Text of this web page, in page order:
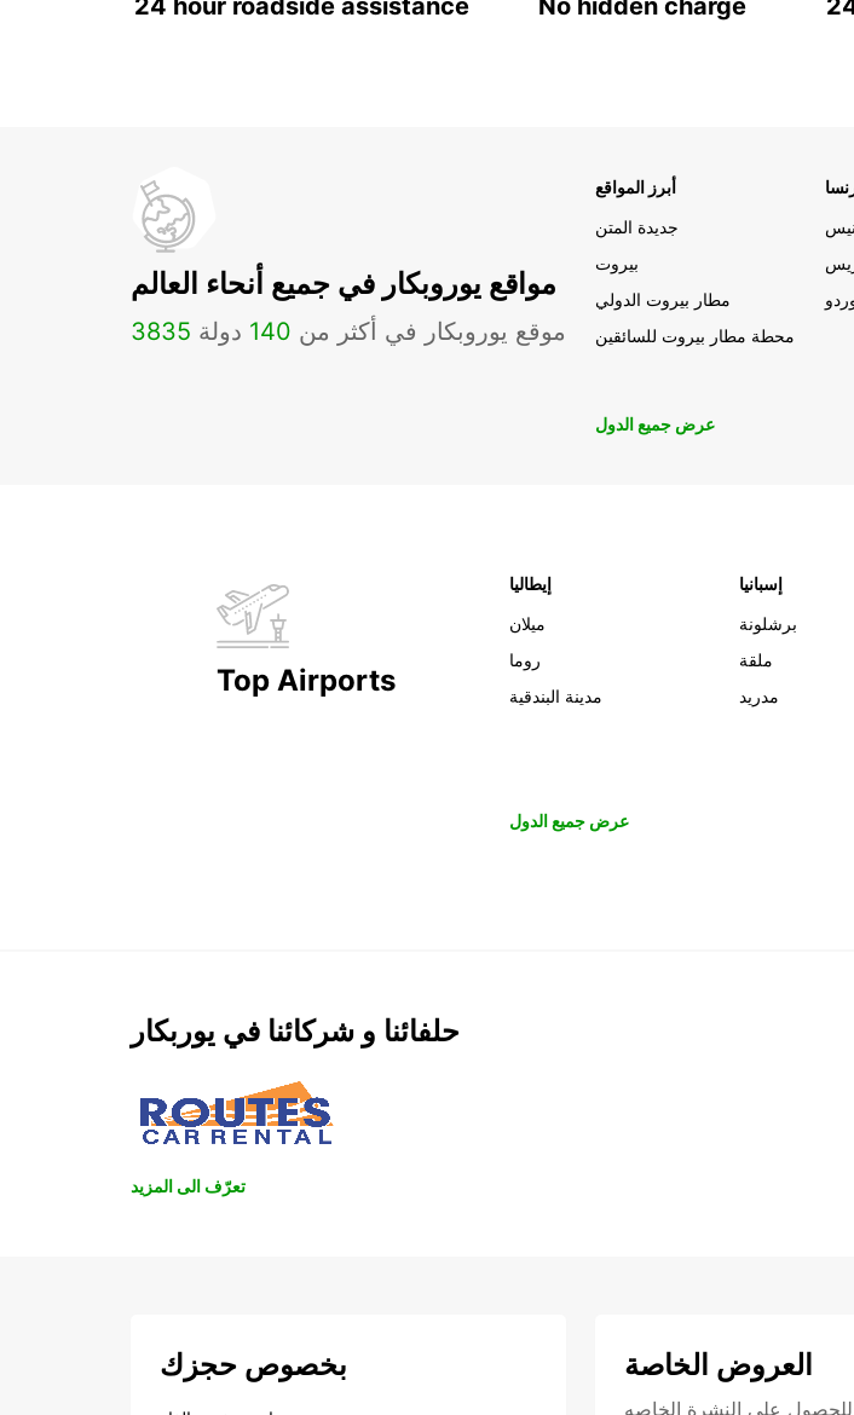
24 hour roadside assistance No hidden charge
مواقع يوروبكار في جميع أنحاء العالم
3835 موقع يوروبكار في أكثر من 140 دولة
أبرز المواقع
جديدة المتن
بيروت
مطار بيروت الدولي
محطة مطار بيروت للسائقين
نيس
عرض جميع الدول
Top Airports
إيطاليا
ميلان
روما
مدينة البندقية
إسبانيا
برشلونة
ملقة
مدريد
عرض جميع الدول
حلفائنا و شركائنا في يوربكار
تعرّف الى المزيد
بخصوص حجزك العروض الخاصة
للحصول علي النشرة الخاصه